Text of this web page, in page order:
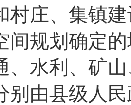
村庄、集镇
间规划确定
、水利、矿
别由县级人